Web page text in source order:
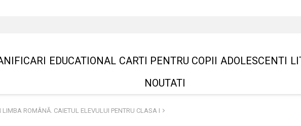
EDUCATIONAL CARTI PENTRU COPII ADOLESCENTI
NOUTATI
LIMBA ROMÂNĂ. CAIETUL ELEVULUI PENTRU CLASA I